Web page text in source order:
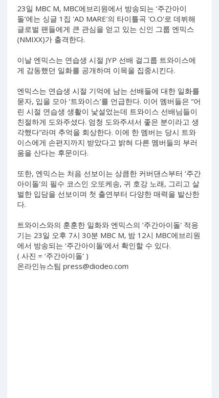
23일 MBC M, MBC에브리원에서 방송되는 ‘주간아이
돌’에는 싱글 1집 'AD MARE'의 타이틀곡 'O.O'로 데뷔해
글로벌 팬들에게 큰 관심을 얻고 있는 신인 그룹 엔믹스
(NMIXX)가 출격한다.
이날 엔믹스는 연습생 시절 JYP 선배 걸그룹 트와이스에
게 감동했던 일화를 공개하며 이목을 집중시킨다.
엔믹스는 연습생 시절 기억에 남는 선배들에 대한 일화를
묻자, 입을 모아 ‘트와이스’를 언급한다. 이어 멤버들은 “어
린 시절 연습생 생활이 낯설었는데 트와이스 선배님들이
친절하게 도와주셨다. 엄청 도와주셔서 좋은 분이라고 생
각했다”라며 추억을 회상한다. 이에 한 멤버는 당시 트와
이스에게 손편지까지 받았다고 밝혀 다른 멤버들의 부러
움을 산다는 후문이다.
또한, 엔믹스는 처음 선보이는 상큼한 커버댄스부터 ‘주간
아이돌’의 필수 코스인 오또케송, 귀 호강 노래, 그리고 살
벌한 입담을 선보이며 첫 출연부터 다양한 매력을 발산한
다.
트와이스와의 훈훈한 일화와 엔믹스의 ‘주간아이돌’ 적응
기는 23일 오후 7시 30분 MBC M, 밤 12시 MBC에브리원
에서 방송되는 ‘주간아이돌’에서 확인할 수 있다.
( 사진 = ‘주간아이돌’ )
온라인뉴스팀 press@diodeo.com